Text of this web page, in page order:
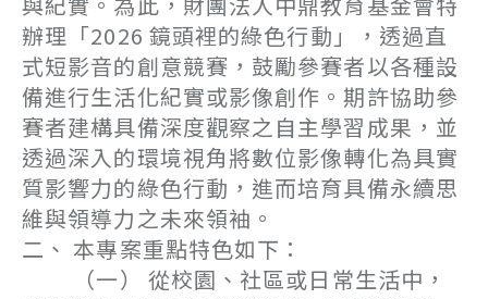
辦理「2026 鏡頭裡的綠色行動」，透過直
式短影音的創意競賽，鼓勵參賽者以各種設
備進行生活化紀實或影像創作。期許協助參
賽者建構具備深度觀察之自主學習成果，並
透過深入的環境視角將數位影像轉化為具實
質影響力的綠色行動，進而培育具備永續思
維與領導力之未來領袖。
二、 本專案重點特色如下：
（一） 從校園、社區或日常生活中，